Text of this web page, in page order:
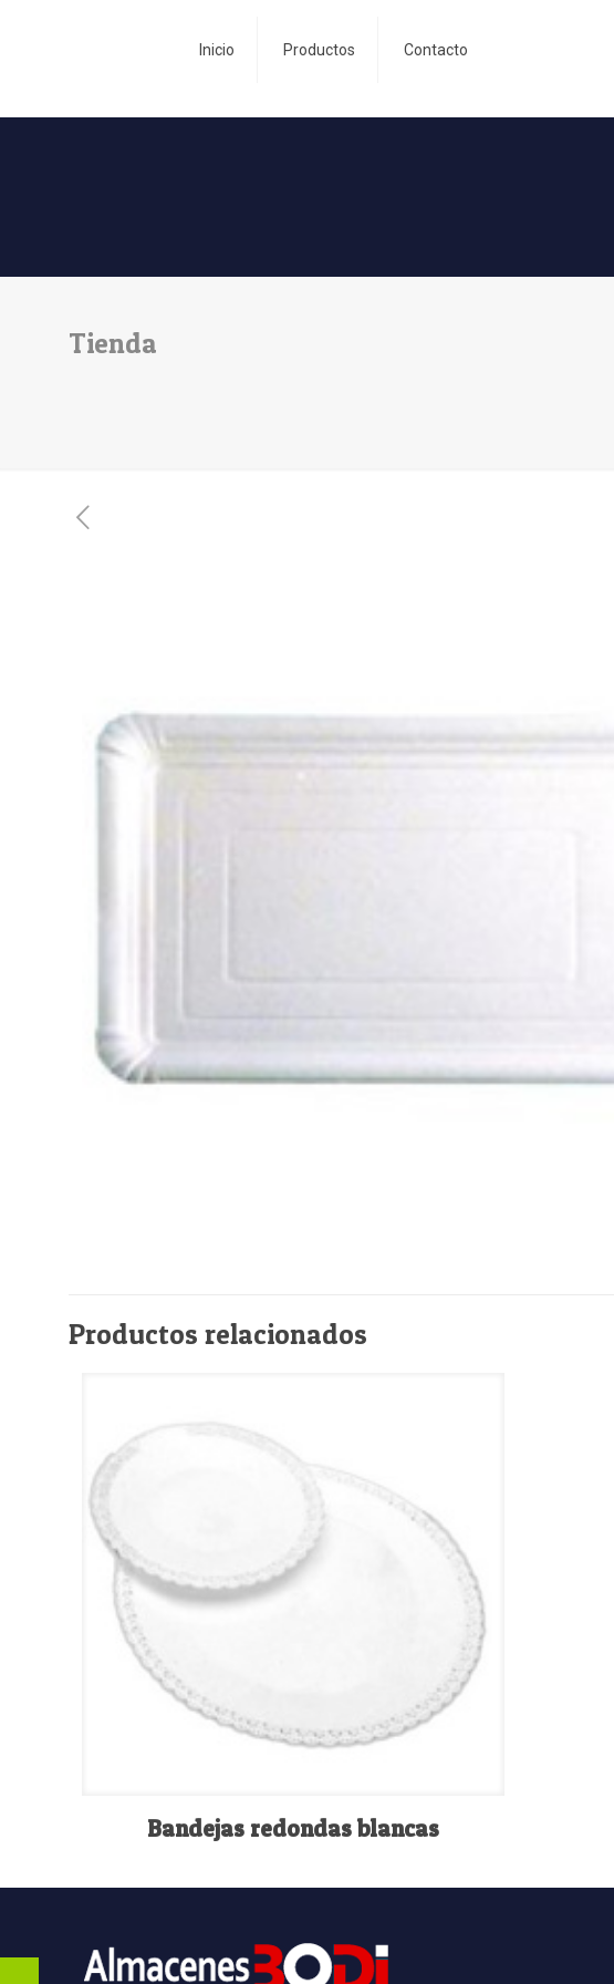
Inicio Productos Contacto
Tienda
Productos relacionados
Bandejas redondas blancas